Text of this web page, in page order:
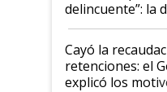
delincuente”: la
al Congreso
habló del
Cayó la
retenciones: el
explicó los